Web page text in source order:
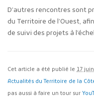
D’autres rencontres sont
du Territoire de l’Ouest,
de suivi des projets à
Cet article a été publié le 17
Actualités du Territoire de la
pas aussi à faire un tour sur